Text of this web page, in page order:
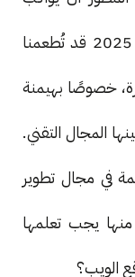
نفسه مع هذه التحديثات الجديدة. سنة 2025 قد تُطعمنا
خصوصًا بهيمنة
المجال التقني.
في مجال تطوير
في 2025 ؟ وأيٌ منها يجب تعلمها
الويب؟